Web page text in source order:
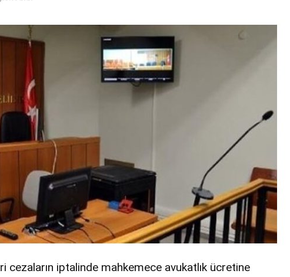
cezaların iptalinde mahkemece avukatlık ücretine